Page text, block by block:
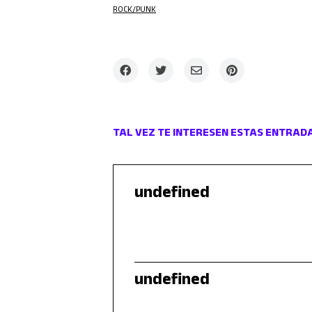
ROCK/PUNK
TAL VEZ TE INTERESEN ESTAS
undefined
undefined